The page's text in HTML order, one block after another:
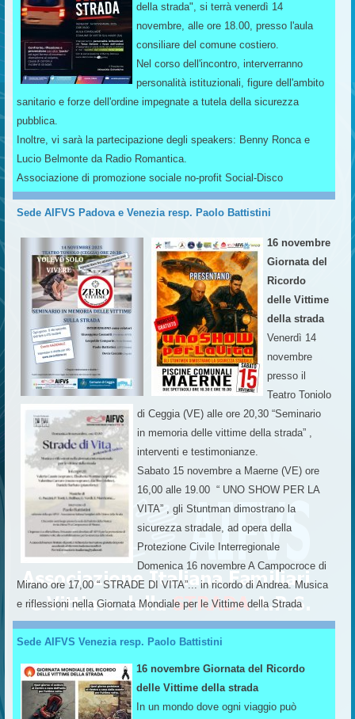
della strada", si terrà venerdì 14
novembre, alle ore 18.00, presso l'aula
consiliare del comune costiero.
Nel corso dell'incontro, interverranno
personalità istituzionali, figure dell'ambito
sanitario e forze dell'ordine impegnate a tutela della sicurezza
pubblica.
Inoltre, vi sarà la partecipazione degli speakers: Benny Ronca e
Lucio Belmonte da Radio Romantica.
Associazione di promozione sociale no-profit Social-Disco
Sede AIFVS Padova e Venezia resp. Paolo Battistini
16 novembre
Giornata del
Ricordo
delle Vittime
della strada
Venerdì 14
novembre
presso il
Teatro Toniolo
di Ceggia (VE) alle ore 20,30 “Seminario
in memoria delle vittime della strada” ,
interventi e testimonianze.
Sabato 15 novembre a Maerne (VE) ore
16,00 alle 19.00 “ UNO SHOW PER LA
VITA” , gli Stuntman dimostrano la
sicurezza stradale, ad opera della
Protezione Civile Interregionale
Domenica 16 novembre A Campocroce di
Mirano ore 17,00 “ STRADE DI VITA”... in ricordo di Andrea. Musica
e riflessioni nella Giornata Mondiale per le Vittime della Strada
Sede AIFVS Venezia resp. Paolo Battistini
16 novembre Giornata del Ricordo
delle Vittime della strada
In un mondo dove ogni viaggio può